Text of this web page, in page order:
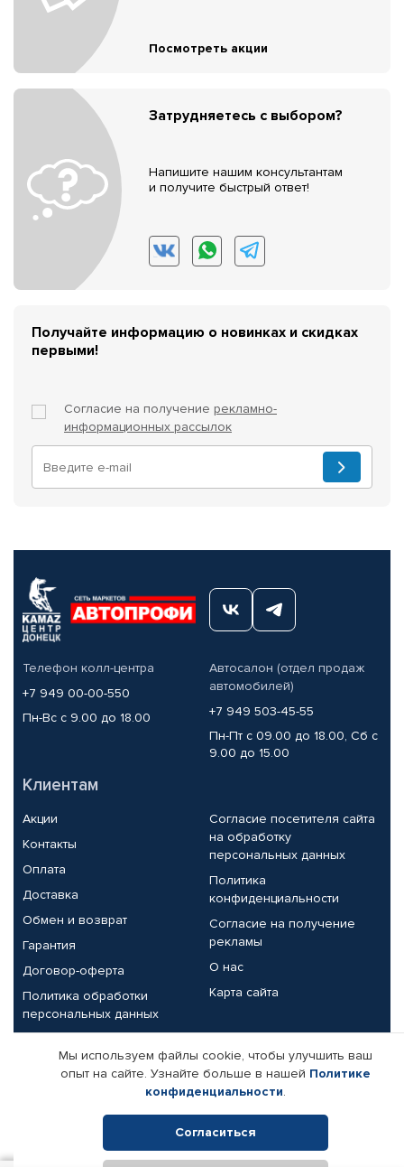
Посмотреть акции
Затрудняетесь с выбором?
Напишите нашим консультантам
и получите быстрый ответ!
Получайте информацию о новинках и скидках
первыми!
Согласие на получение рекламно-
информационных рассылок
Телефон колл-центра
+7 949 00-00-550
Пн-Вс с 9.00 до 18.00
Автосалон (отдел продаж
автомобилей)
+7 949 503-45-55
Пн-Пт с 09.00 до 18.00, Сб с
9.00 до 15.00
Клиентам
Акции
Контакты
Оплата
Доставка
Обмен и возврат
Гарантия
Договор-оферта
Политика обработки
персональных данных
Согласие посетителя сайта
на обработку
персональных данных
Политика
конфиденциальности
Согласие на получение
рекламы
О нас
Карта сайта
Партнерам
Корпоративным клиентам
Поставщикам
Реквизиты компании
Мы используем файлы cookie, чтобы улучшить ваш
опыт на сайте. Узнайте больше в нашей Политике
конфиденциальности.
Согласиться